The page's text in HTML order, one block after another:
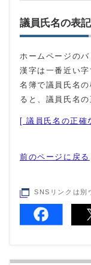
議員氏名の表
ホームページの
漢字は一番近い字
名簿で議員氏名
ると、議員氏名
[ 議員氏名の正確
前のページに戻る
SNSリンクは別